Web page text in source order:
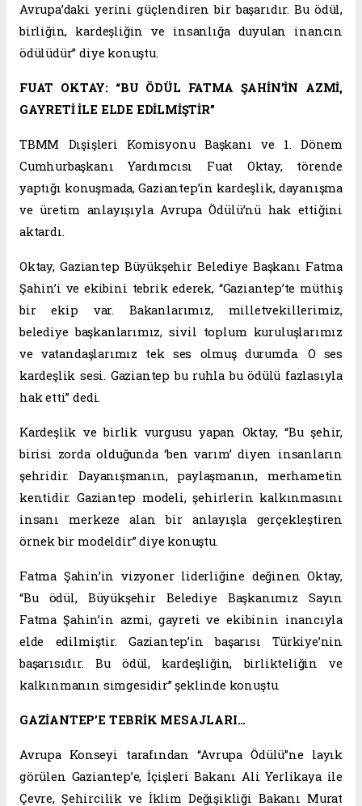
Avrupa’daki yerini güçlendiren bir başarıdır. Bu ödül,
birliğin, kardeşliğin ve insanlığa duyulan inancın
ödülüdür” diye konuştu.
FUAT OKTAY: “BU ÖDÜL FATMA ŞAHİN’İN AZMİ,
GAYRETİ İLE ELDE EDİLMİŞTİR”
TBMM Dışişleri Komisyonu Başkanı ve 1. Dönem
Cumhurbaşkanı Yardımcısı Fuat Oktay, törende
yaptığı konuşmada, Gaziantep’in kardeşlik, dayanışma
ve üretim anlayışıyla Avrupa Ödülü’nü hak ettiğini
aktardı.
Oktay, Gaziantep Büyükşehir Belediye Başkanı Fatma
Şahin’i ve ekibini tebrik ederek, “Gaziantep’te müthiş
bir ekip var. Bakanlarımız, milletvekillerimiz,
belediye başkanlarımız, sivil toplum kuruluşlarımız
ve vatandaşlarımız tek ses olmuş durumda. O ses
kardeşlik sesi. Gaziantep bu ruhla bu ödülü fazlasıyla
hak etti” dedi.
Kardeşlik ve birlik vurgusu yapan Oktay, “Bu şehir,
birisi zorda olduğunda ‘ben varım’ diyen insanların
şehridir. Dayanışmanın, paylaşmanın, merhametin
kentidir. Gaziantep modeli, şehirlerin kalkınmasını
insanı merkeze alan bir anlayışla gerçekleştiren
örnek bir modeldir” diye konuştu.
Fatma Şahin’in vizyoner liderliğine değinen Oktay,
“Bu ödül, Büyükşehir Belediye Başkanımız Sayın
Fatma Şahin’in azmi, gayreti ve ekibinin inancıyla
elde edilmiştir. Gaziantep’in başarısı Türkiye’nin
başarısıdır. Bu ödül, kardeşliğin, birlikteliğin ve
kalkınmanın simgesidir” şeklinde konuştu.
GAZİANTEP’E TEBRİK MESAJLARI…
Avrupa Konseyi tarafından “Avrupa Ödülü”ne layık
görülen Gaziantep’e, İçişleri Bakanı Ali Yerlikaya ile
Çevre, Şehircilik ve İklim Değişikliği Bakanı Murat